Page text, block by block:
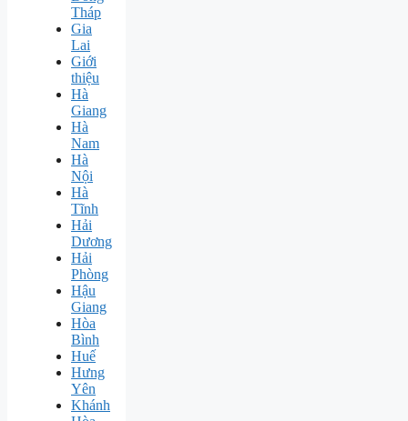
Tháp
Gia
Lai
Giới
thiệu
Hà
Giang
Hà
Nam
Hà
Nội
Hà
Tĩnh
Hải
Dương
Hải
Phòng
Hậu
Giang
Hòa
Bình
Huế
Hưng
Yên
Khánh